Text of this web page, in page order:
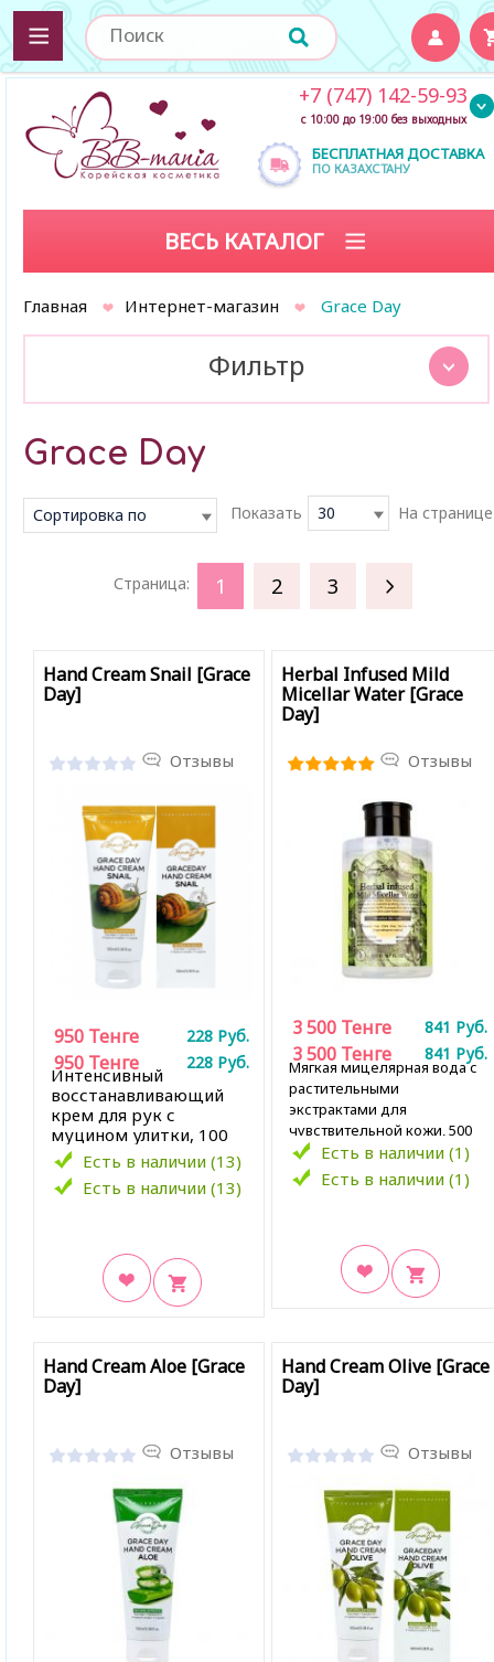
БЕСПЛАТНАЯ ДОСТАВКА
ПО КАЗАХСТАНУ
+7 (747) 142-59-93
с 10:00 до 19:00 без выходных
ВЕСЬ КАТАЛОГ
Главная Интернет-магазин Grace Day
Фильтр
Grace Day
Сортировка по
умолчанию
Показать 30 На странице
Страница: 1 2 3
Hand Cream Snail [Grace
Day]
Отзывы
Интенсивный
восстанавливающий
крем для рук с
муцином улитки, 100
мл Есть в наличии (13)
950 Тенге 228 Руб.
Есть в наличии (13)
950 Тенге 228 Руб.
Herbal Infused Mild
Micellar Water [Grace
Day]
Отзывы
Мягкая мицелярная вода с
растительными
экстрактами для
чувствительной кожи, 500
мл
Есть в наличии (1)
3 500 Тенге 841 Руб.
Есть в наличии (1)
3 500 Тенге 841 Руб.
Hand Cream Aloe [Grace
Day]
Отзывы
Hand Cream Olive [Grace
Day]
Отзывы